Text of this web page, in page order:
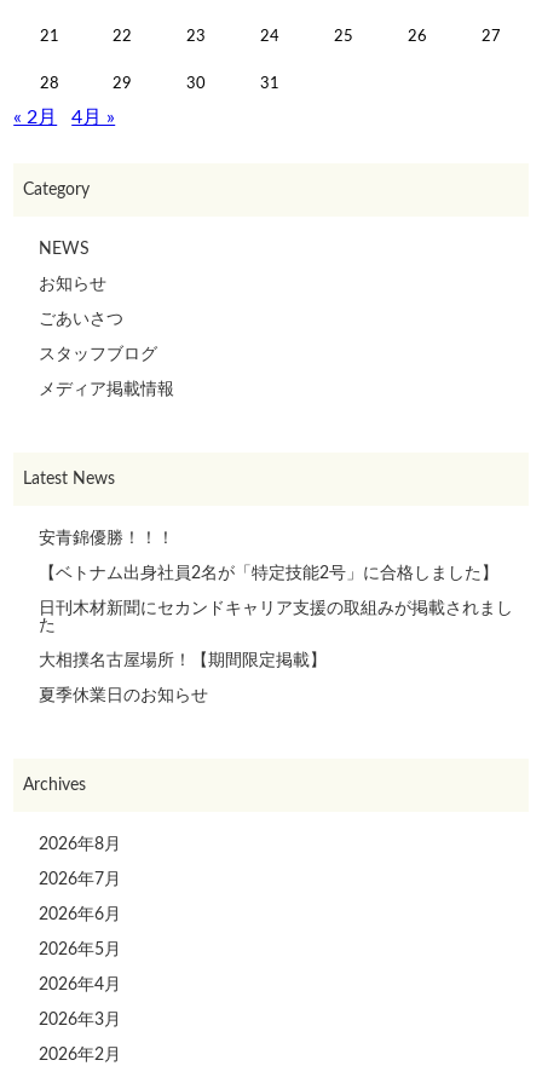
21 22 23 24 25 26 27
28 29 30 31
« 2月 4月 »
Category
NEWS
お知らせ
ごあいさつ
スタッフブログ
メディア掲載情報
Latest News
安青錦優勝！！！
【ベトナム出身社員2名が「特定技能2号」に合格しました】
日刊木材新聞にセカンドキャリア支援の取組みが掲載されまし
た
大相撲名古屋場所！【期間限定掲載】
夏季休業日のお知らせ
Archives
2026年8月
2026年7月
2026年6月
2026年5月
2026年4月
2026年3月
2026年2月